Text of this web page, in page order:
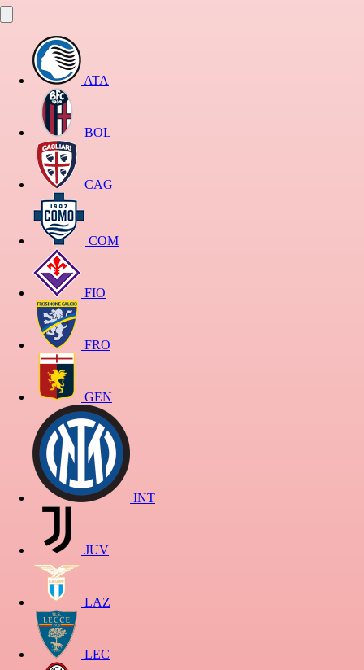
ATA
BOL
CAG
COM
FIO
FRO
GEN
INT
JUV
LAZ
LEC